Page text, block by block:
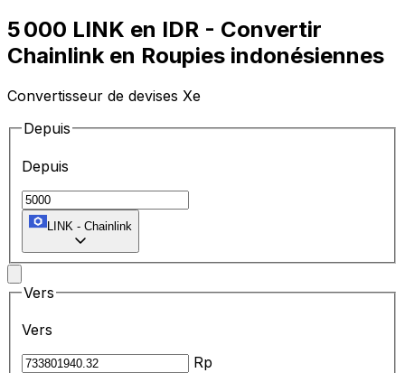
5 000 LINK en IDR - Convertir
Chainlink en Roupies indonésiennes
Convertisseur de devises Xe
Depuis
Depuis
LINK - Chainlink
Vers
Vers
Rp